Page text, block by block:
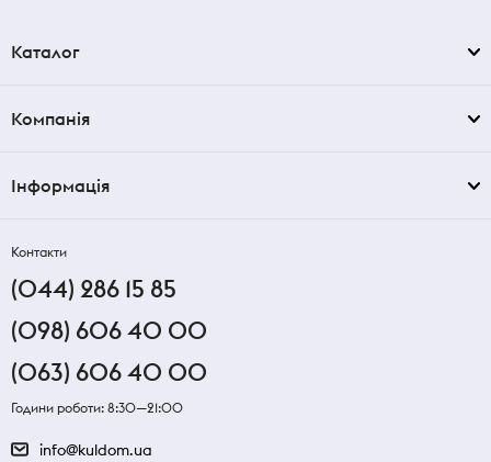
Каталог
Компанія
Інформація
Контакти
(044) 286 15 85
(098) 606 40 00
(063) 606 40 00
Години роботи: 8:30—21:00
info@kuldom.ua